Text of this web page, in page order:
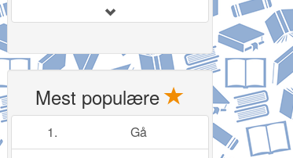
Mest populære
1.
Gå